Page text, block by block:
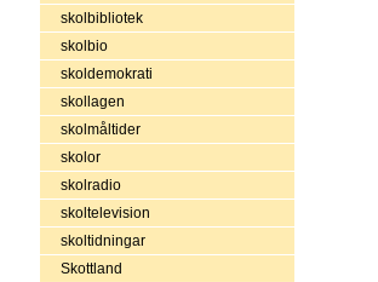
skolbibliotek
skolbio
skoldemokrati
skollagen
skolmåltider
skolor
skolradio
skoltelevision
skoltidningar
Skottland